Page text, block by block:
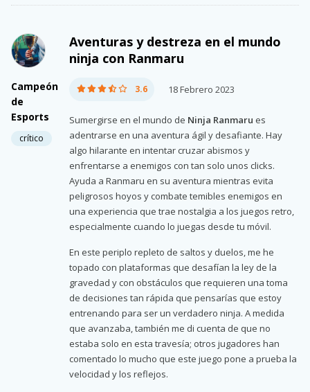
Campeón
de
Esports
crítico
Aventuras y destreza en el mundo
ninja con Ranmaru
3.6 18 Febrero 2023
Sumergirse en el mundo de Ninja Ranmaru es
adentrarse en una aventura ágil y desafiante. Hay
algo hilarante en intentar cruzar abismos y
enfrentarse a enemigos con tan solo unos clicks.
Ayuda a Ranmaru en su aventura mientras evita
peligrosos hoyos y combate temibles enemigos en
una experiencia que trae nostalgia a los juegos retro,
especialmente cuando lo juegas desde tu móvil.
En este periplo repleto de saltos y duelos, me he
topado con plataformas que desafían la ley de la
gravedad y con obstáculos que requieren una toma
de decisiones tan rápida que pensarías que estoy
entrenando para ser un verdadero ninja. A medida
que avanzaba, también me di cuenta de que no
estaba solo en esta travesía; otros jugadores han
comentado lo mucho que este juego pone a prueba la
velocidad y los reflejos.